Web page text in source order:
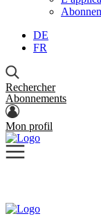
DE
FR
Rechercher
Abonnements
Mon profil